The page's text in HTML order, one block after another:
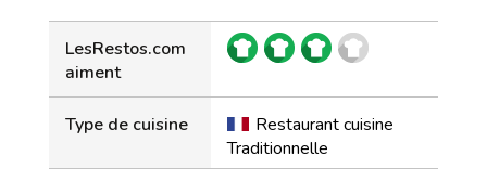
LesRestos.com
aiment
Type de cuisine
Restaurant cuisine
Traditionnelle